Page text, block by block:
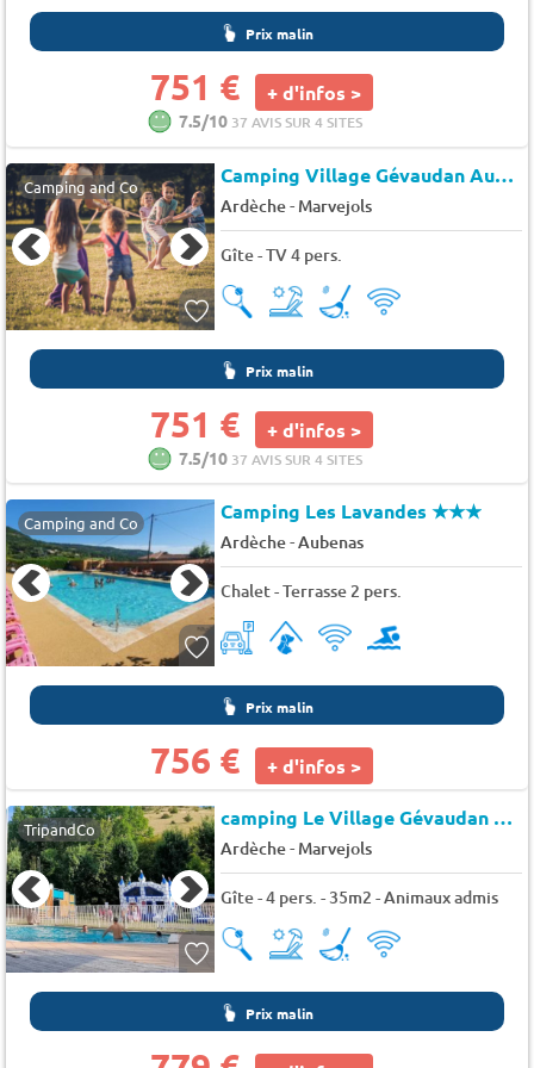
Prix malin
751 € + d'infos >
7.5/10 37 AVIS SUR 4 SITES
Camping and Co Camping Village Gévaudan Aubrac
Ardèche- Marvejols
Gîte - TV 4 pers.
Prix malin
751 € + d'infos >
7.5/10 37 AVIS SUR 4 SITES
Camping and Co Camping Les Lavandes★★★
Ardèche-Aubenas
Chalet - Terrasse 2 pers.
Prix malin
756 € + d'infos >
TripandCo camping Le Village Gévaudan Aubrac (T-1596)
Ardèche- Marvejols
Gîte - 4 pers. - 35m2 - Animaux admis
Prix malin